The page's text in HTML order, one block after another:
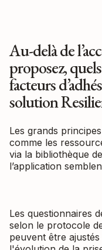
Au-delà de
proposez,
facteurs
solution
Les grands
comme les
via la bibliothèque
l’application
Les questionnaires
selon le protocole
peuvent être